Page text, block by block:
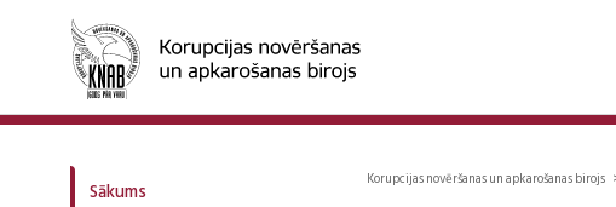
Sākums
Korupcijas novēršanas un apkarošanas